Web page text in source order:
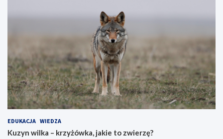
EDUKACJA WIEDZA
Kuzyn wilka – krzyżówka, jakie to zwierzę?